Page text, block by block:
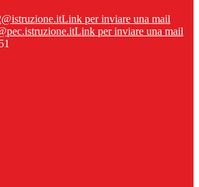
Link per inviare una mail
Link per inviare una mail